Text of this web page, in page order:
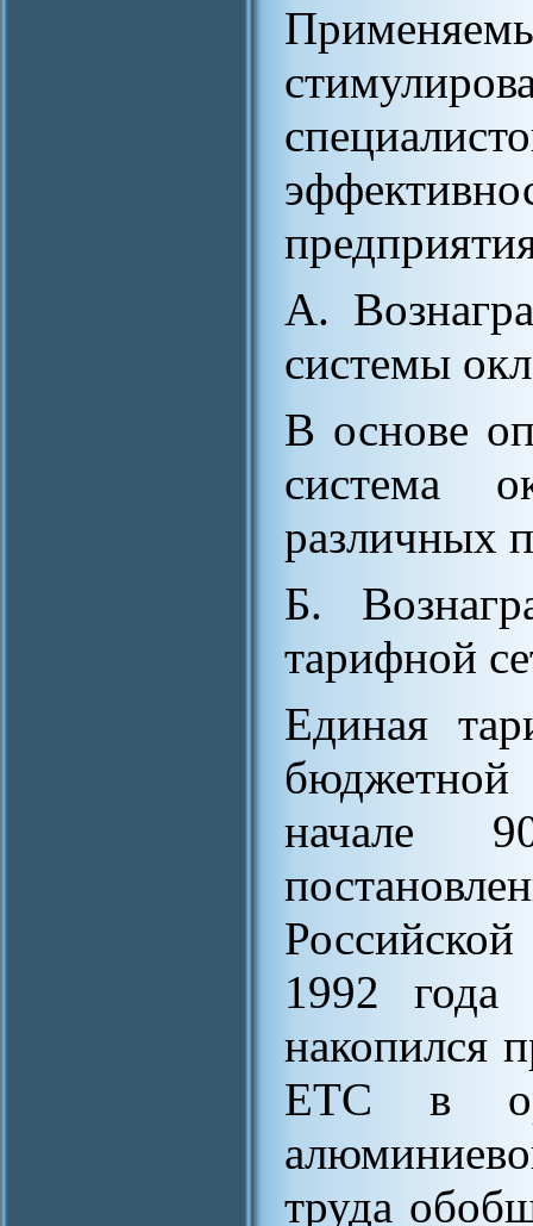
А.
системы
В основе
система
различных
Б.
тарифной
Единая
начале
1992
накопился
ЕТС в
труда